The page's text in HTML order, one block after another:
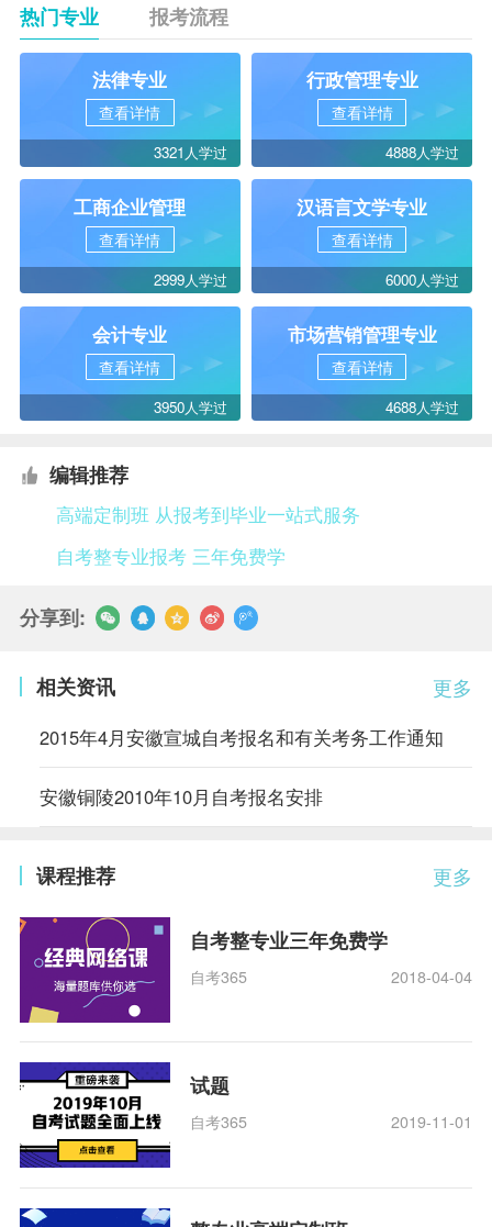
热门专业 报考流程
法律专业
查看详情
3321人学过
行政管理专业
查看详情
4888人学过
工商企业管理
查看详情
2999人学过
汉语言文学专业
查看详情
6000人学过
会计专业
查看详情
3950人学过
市场营销管理专业
查看详情
4688人学过
编辑推荐
高端定制班 从报考到毕业一站式服务
自考整专业报考 三年免费学
分享到:
更多
相关资讯
2015年4月安徽宣城自考报名和有关考务工作通知
安徽铜陵2010年10月自考报名安排
更多
课程推荐
自考整专业三年免费学
自考365 2018-04-04
试题
自考365 2019-11-01